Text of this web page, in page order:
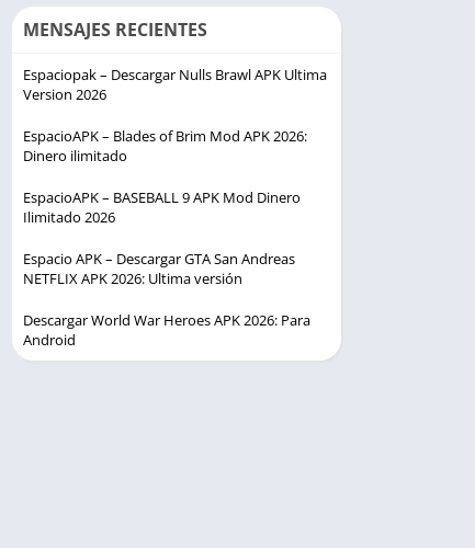
MENSAJES RECIENTES
Espaciopak – Descargar Nulls Brawl APK Ultima
Version 2026
EspacioAPK – Blades of Brim Mod APK 2026:
Dinero ilimitado
EspacioAPK – BASEBALL 9 APK Mod Dinero
Ilimitado 2026
Espacio APK – Descargar GTA San Andreas
NETFLIX APK 2026: Ultima versión
Descargar World War Heroes APK 2026: Para
Android